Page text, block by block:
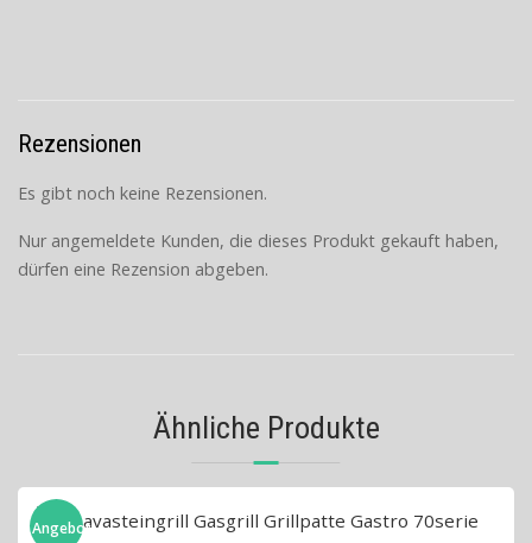
Rezensionen
Es gibt noch keine Rezensionen.
Nur angemeldete Kunden, die dieses Produkt gekauft haben,
dürfen eine Rezension abgeben.
Ähnliche Produkte
Angebot!